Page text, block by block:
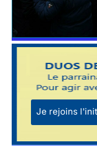
Je rejoins